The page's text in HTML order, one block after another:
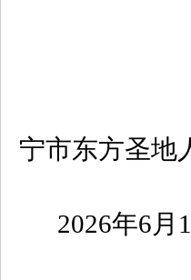
宁市东方圣地
2026年6月